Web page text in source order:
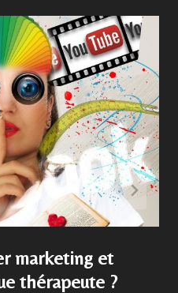
marketing et
thérapeute ?